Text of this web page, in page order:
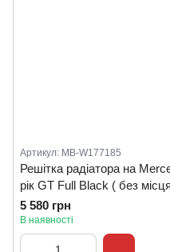
Артикул: MB-W177185
Решітка радіатора на
рік GT Full Black ( без
5 580 грн
В наявності